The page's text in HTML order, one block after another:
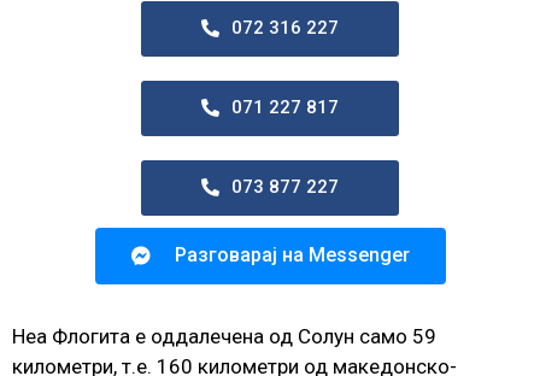
072 316 227
071 227 817
073 877 227
Разговарај на Messenger
Неа Флогита е оддалечена од Солун само 59
километри, т.е. 160 километри од македонско-